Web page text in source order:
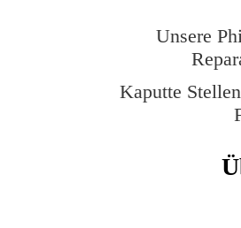
Unsere
Kaputte